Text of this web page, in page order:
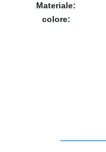
Materiale:
colore: